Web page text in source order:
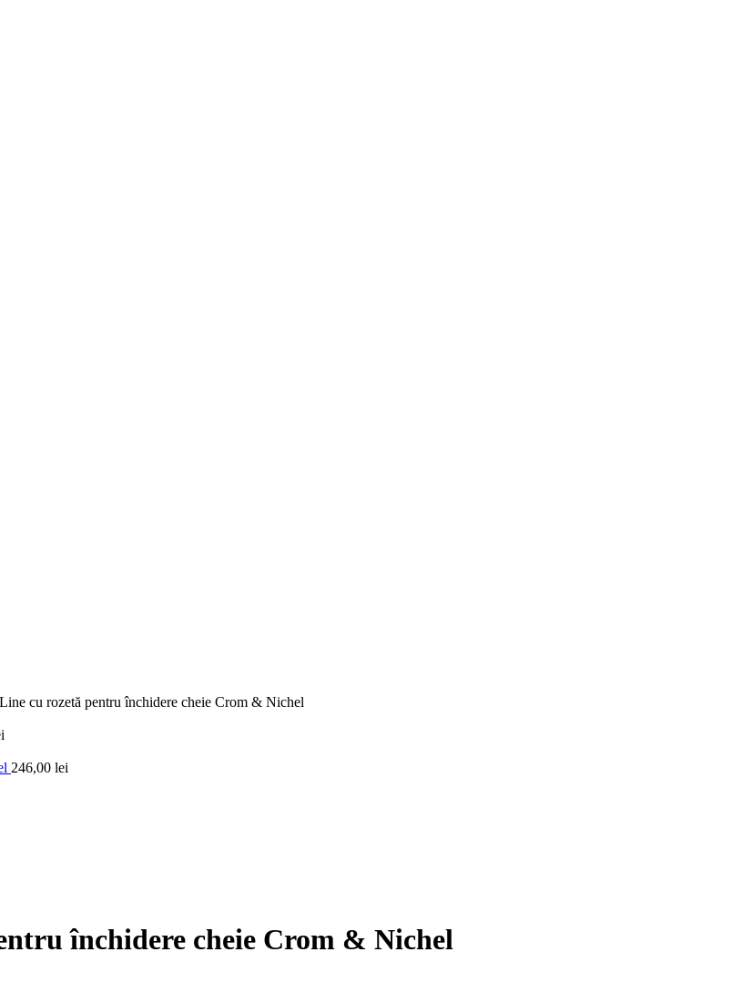
cu rozetă pentru închidere cheie Crom & Nichel
246,00 lei
închidere cheie Crom & Nichel